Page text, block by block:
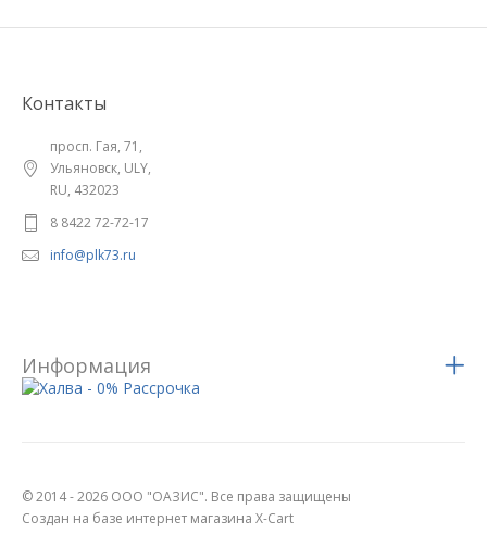
Контакты
просп. Гая, 71,
Ульяновск, ULY,
RU, 432023
8 8422 72-72-17
info@plk73.ru
Информация
© 2014 - 2026 ООО "ОАЗИС". Все права защищены
Создан на базе интернет магазина X-Cart